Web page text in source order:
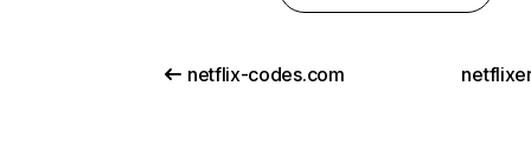
netflix-codes.com